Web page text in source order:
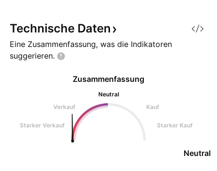
Technische Daten
Eine Zusammenfassung, was die Indikatoren
suggerieren.
Zusammenfassung
Neutral
Verkauf
Kauf
Starker Verkauf Starker Kauf
Neutral